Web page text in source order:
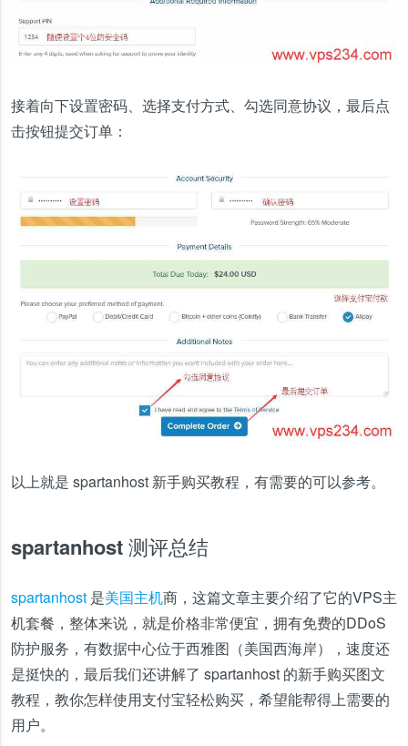
接着向下设置密码、选择支付方式、勾选同意协议，最后点
击按钮提交订单：
以上就是 spartanhost 新手购买教程，有需要的可以参考。
spartanhost 测评总结
spartanhost是美国主机商，这篇文章主要介绍了它的VPS主
机套餐，整体来说，就是价格非常便宜，拥有免费的DDoS
防护服务，有数据中心位于西雅图（美国西海岸），速度还
是挺快的，最后我们还讲解了 spartanhost 的新手购买图文
教程，教你怎样使用支付宝轻松购买，希望能帮得上需要的
用户。